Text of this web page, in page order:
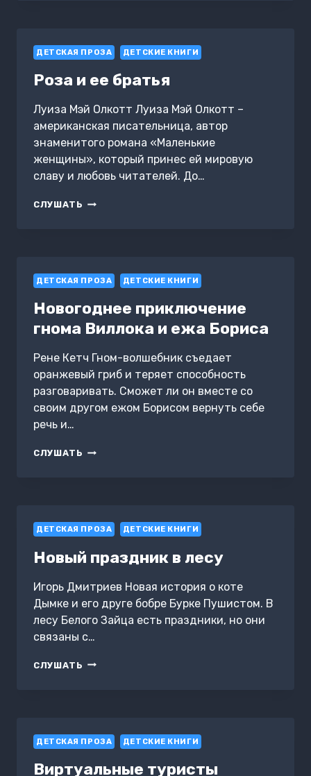
ДЕТСКАЯ ПРОЗА ДЕТСКИЕ КНИГИ
Роза и ее братья
Луиза Мэй Олкотт Луиза Мэй Олкотт –
американская писательница, автор
знаменитого романа «Маленькие
женщины», который принес ей мировую
славу и любовь читателей. До…
СЛУШАТЬ РОЗА
ДЕТСКАЯ ПРОЗА ДЕТСКИЕ КНИГИ
Новогоднее приключение
гнома Виллока и ежа Бориса
Рене Кетч Гном-волшебник съедает
оранжевый гриб и теряет способность
разговаривать. Сможет ли он вместе со
своим другом ежом Борисом вернуть себе
речь и…
СЛУШАТЬ НОВОГОДНЕЕ
БОРИСА
ДЕТСКАЯ ПРОЗА ДЕТСКИЕ КНИГИ
Новый праздник в лесу
Игорь Дмитриев Новая история о коте
Дымке и его друге бобре Бурке Пушистом. В
лесу Белого Зайца есть праздники, но они
связаны с…
СЛУШАТЬ НОВЫЙ
ДЕТСКАЯ ПРОЗА ДЕТСКИЕ КНИГИ
Виртуальные туристы